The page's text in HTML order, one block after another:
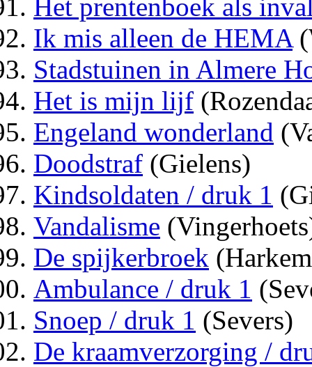
Het prentenboek als
Ik mis alleen de HEMA
Stadstuinen in Almere
Het is mijn lijf
Engeland wonderland
Doodstraf (Gielens)
Kindsoldaten / druk 1
Vandalisme
De spijkerbroek
Ambulance / druk 1
Snoep / druk 1 (Severs)
De kraamverzorging /